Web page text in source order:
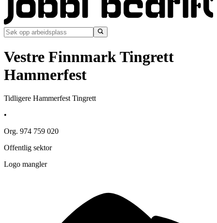
Vestre Finnmark Tingrett
Hammerfest
Tidligere Hammerfest Tingrett
•
Org. 974 759 020
Offentlig sektor
Logo mangler